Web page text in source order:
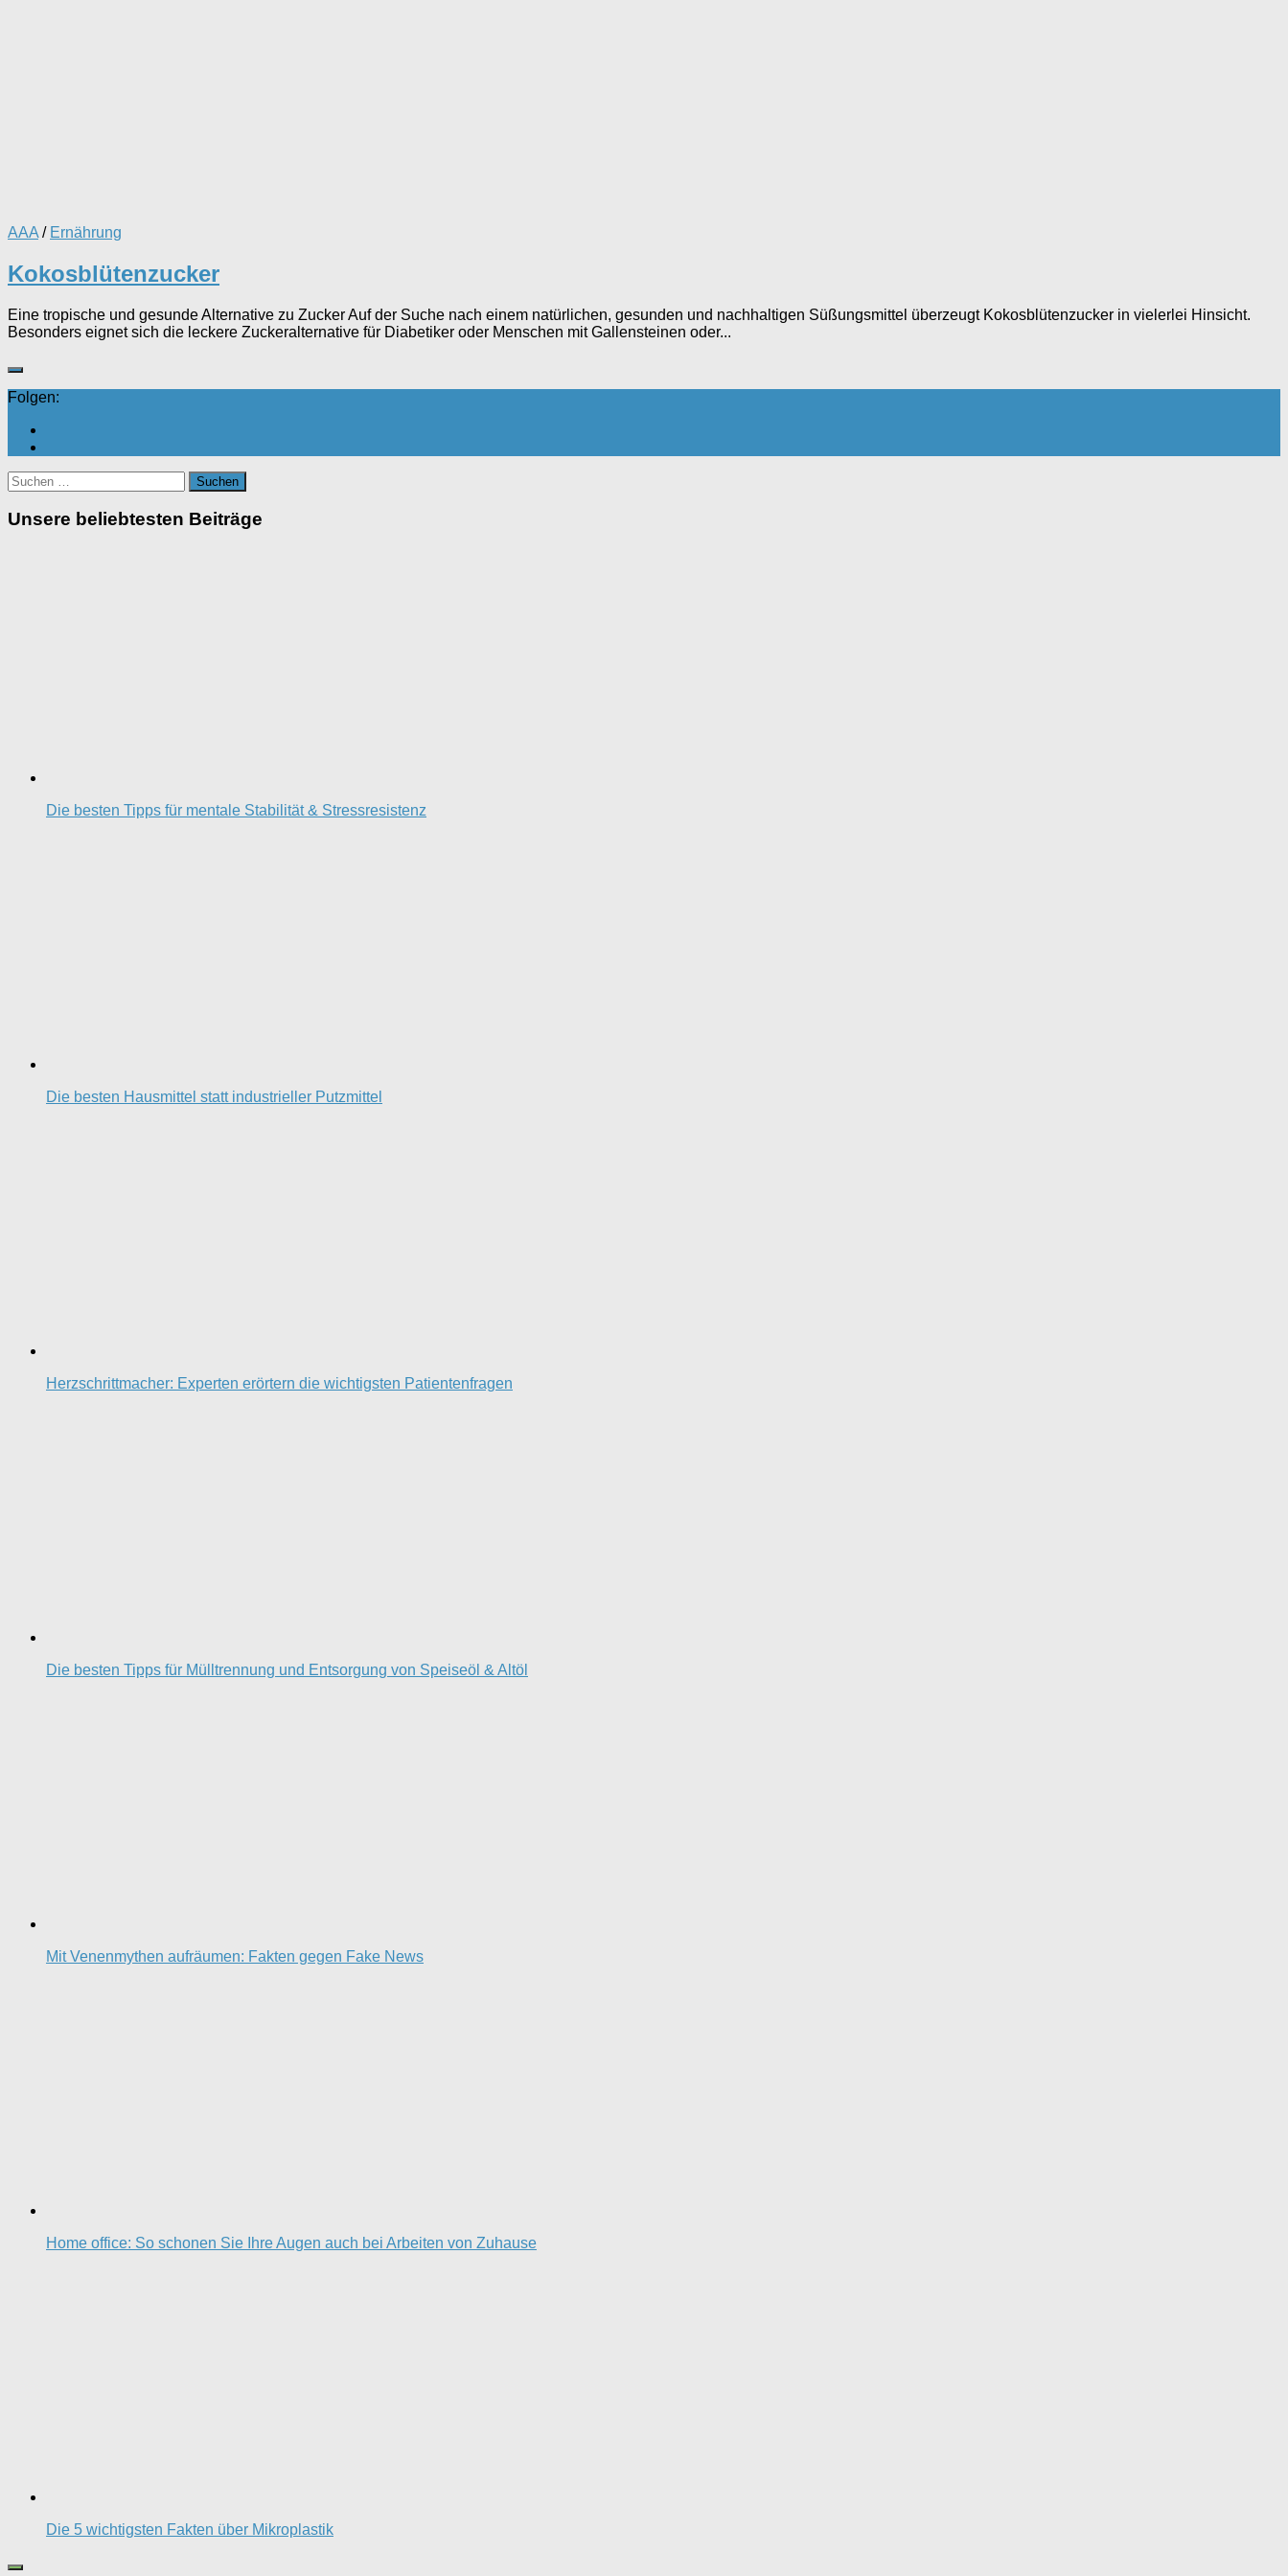
AAA / Ernährung
Kokosblütenzucker
Eine tropische und gesunde Alternative zu Zucker Auf der Suche nach einem natürlichen, gesunden und nachhaltigen Süßungsmittel überzeugt Kokosblütenzucker in vielerlei Hinsicht.
Besonders eignet sich die leckere Zuckeralternative für Diabetiker oder Menschen mit Gallensteinen oder...
Folgen:
Suchen
nach:
Unsere beliebtesten Beiträge
Die besten Tipps für mentale Stabilität & Stressresistenz
Die besten Hausmittel statt industrieller Putzmittel
Herzschrittmacher: Experten erörtern die wichtigsten Patientenfragen
Die besten Tipps für Mülltrennung und Entsorgung von Speiseöl & Altöl
Mit Venenmythen aufräumen: Fakten gegen Fake News
Home office: So schonen Sie Ihre Augen auch bei Arbeiten von Zuhause
Die 5 wichtigsten Fakten über Mikroplastik